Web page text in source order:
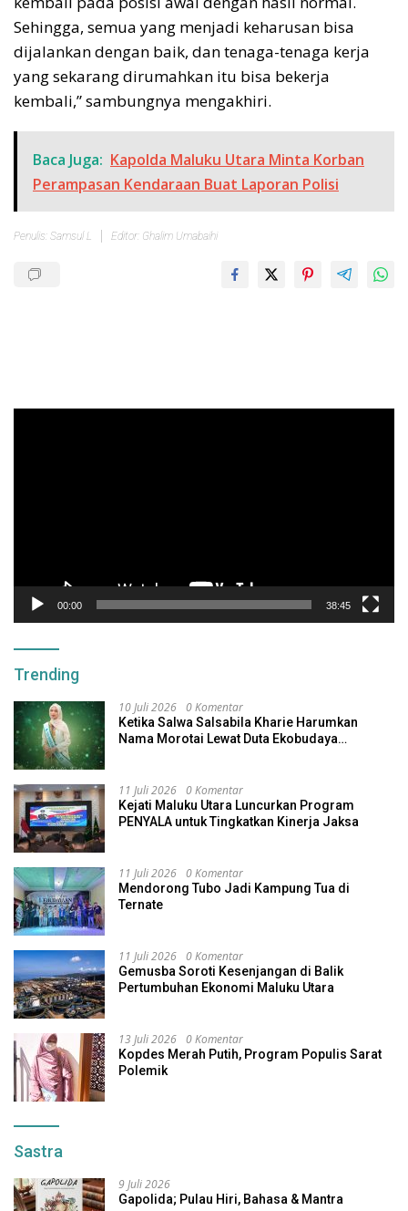
Sehingga, semua yang menjadi keharusan bisa
dijalankan dengan baik, dan tenaga-tenaga kerja
yang sekarang dirumahkan itu bisa bekerja
kembali,” sambungnya mengakhiri.
Baca Juga: Kapolda Maluku Utara Minta Korban
Perampasan Kendaraan Buat Laporan Polisi
Penulis: Samsul L Editor: Ghalim Umabaihi
00:00 38:45
Trending
10 Juli 2026 0 Komentar
Ketika Salwa Salsabila Kharie Harumkan
Nama Morotai Lewat Duta Ekobudaya
11 Juli 2026 0 Komentar
Kejati Maluku Utara Luncurkan Program
PENYALA untuk Tingkatkan Kinerja Jaksa
11 Juli 2026 0 Komentar
Mendorong Tubo Jadi Kampung Tua di
Ternate
11 Juli 2026 0 Komentar
Gemusba Soroti Kesenjangan di Balik
Pertumbuhan Ekonomi Maluku Utara
13 Juli 2026 0 Komentar
Kopdes Merah Putih, Program Populis Sarat
Polemik
Sastra
9 Juli 2026
Gapolida; Pulau Hiri, Bahasa & Mantra